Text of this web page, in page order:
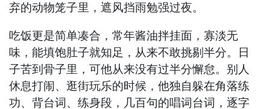
弃的动物笼子里，遮风挡雨勉强过夜。
吃饭更是简单凑合，常年酱油拌挂面，寡淡无
味，能填饱肚子就知足，从来不敢挑剔半分。日
子苦到骨子里，可他从来没有过半分懈怠。别人
休息打闹、逛街玩乐的时候，他独自躲在角落练
功、背台词、练身段，几百句的唱词台词，逐字